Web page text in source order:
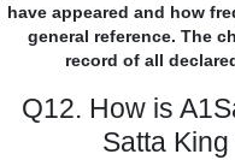
have appeared and how
general reference. The
record of all
Q12. How is
Satta